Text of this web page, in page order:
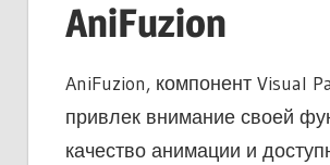
AniFuzion
AniFuzion, компонент Visual
привлек внимание своей
качество анимации и